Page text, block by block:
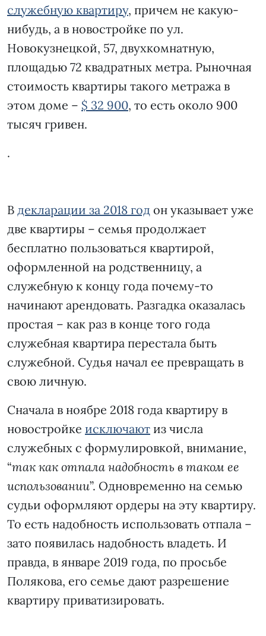
служебную квартиру, причем не какую-
нибудь, а в новостройке по ул.
Новокузнецкой, 57, двухкомнатную,
площадью 72 квадратных метра. Рыночная
стоимость квартиры такого метража в
этом доме – $ 32 900, то есть около 900
тысяч гривен.
.
В декларации за 2018 год он указывает уже
две квартиры – семья продолжает
бесплатно пользоваться квартирой,
оформленной на родственницу, а
служебную к концу года почему-то
начинают арендовать. Разгадка оказалась
простая – как раз в конце того года
служебная квартира перестала быть
служебной. Судья начал ее превращать в
свою личную.
Сначала в ноябре 2018 года квартиру в
новостройке исключают из числа
служебных с формулировкой, внимание,
“так как отпала надобность в таком ее
использовании”. Одновременно на семью
судьи оформляют ордеры на эту квартиру.
То есть надобность использовать отпала –
зато появилась надобность владеть. И
правда, в январе 2019 года, по просьбе
Полякова, его семье дают разрешение
квартиру приватизировать.